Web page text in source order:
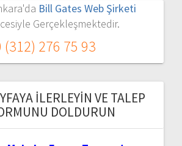
Bill Gates Web Şirketi
Gerçekleşmektedir.
(312) 276 75 93
İLERLEYIN VE TALEP
DOLDURUN